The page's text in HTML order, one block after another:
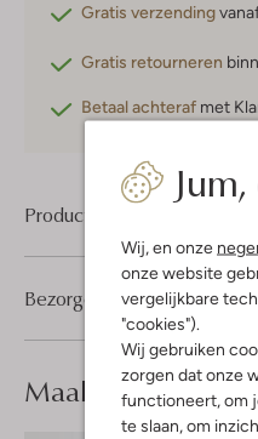
Wij, en onze
onze website
vergelijkbare
"cookies").
Wij gebruiken
zorgen dat onze
functioneert, om
te slaan, om
Gratis verzending
Gratis retourneren
Betaal achteraf met
Product informatie
Bezorgen & retourneren
Maak jelook